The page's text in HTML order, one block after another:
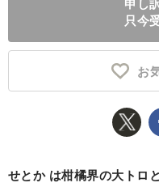
申し
只今
お
せとか は柑橘界の大トロ